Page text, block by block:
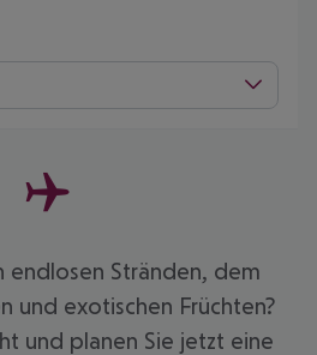
endlosen Stränden, dem
und exotischen Früchten?
und planen Sie jetzt eine